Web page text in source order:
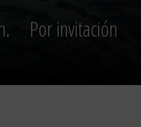
Por invitación